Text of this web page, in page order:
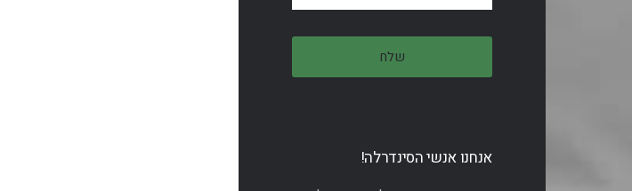
אנחנו אנשי הסינדרלה!